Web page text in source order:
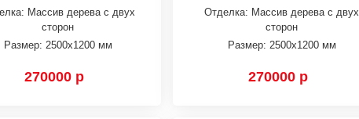
Массив дерева с двух
сторон
Размер: 2500х1200 мм
270000 р
Отделка: Массив дерева с двух
сторон
Размер: 2500х1200 мм
270000 р